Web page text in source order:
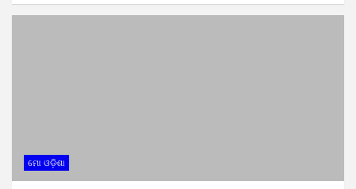
ମୋ ଓଡ଼ିଶା